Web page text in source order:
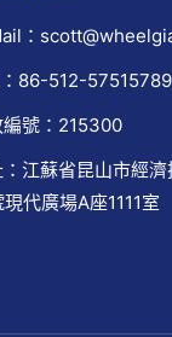
：
86-512-57515789
編號：215300
江蘇省昆山市經
現代廣場A座1111室